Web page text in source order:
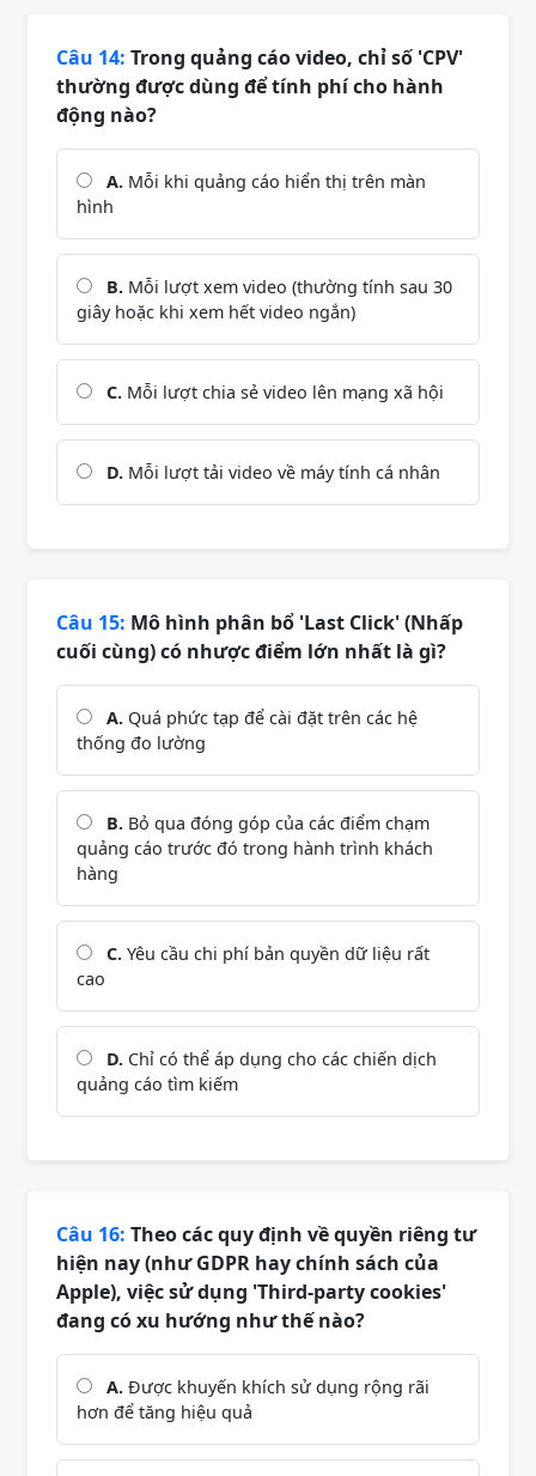
Câu 14: Trong quảng cáo video, chỉ số 'CPV'
thường được dùng để tính phí cho hành
động nào?
A. Mỗi khi quảng cáo hiển thị trên màn
hình
B. Mỗi lượt xem video (thường tính sau 30
giây hoặc khi xem hết video ngắn)
C. Mỗi lượt chia sẻ video lên mạng xã hội
D. Mỗi lượt tải video về máy tính cá nhân
Câu 15: Mô hình phân bổ 'Last Click' (Nhấp
cuối cùng) có nhược điểm lớn nhất là gì?
A. Quá phức tạp để cài đặt trên các hệ
thống đo lường
B. Bỏ qua đóng góp của các điểm chạm
quảng cáo trước đó trong hành trình khách
hàng
C. Yêu cầu chi phí bản quyền dữ liệu rất
cao
D. Chỉ có thể áp dụng cho các chiến dịch
quảng cáo tìm kiếm
Câu 16: Theo các quy định về quyền riêng tư
hiện nay (như GDPR hay chính sách của
Apple), việc sử dụng 'Third-party cookies'
đang có xu hướng như thế nào?
A. Được khuyến khích sử dụng rộng rãi
hơn để tăng hiệu quả